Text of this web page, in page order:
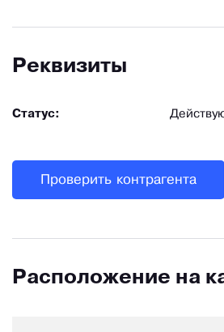
Реквизиты
Статус:
Проверить контрагента
Расположение на